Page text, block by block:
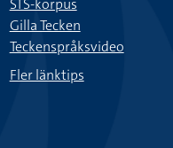
STS-korpus
Gilla Tecken
Teckenspråksvideo
Fler länktips